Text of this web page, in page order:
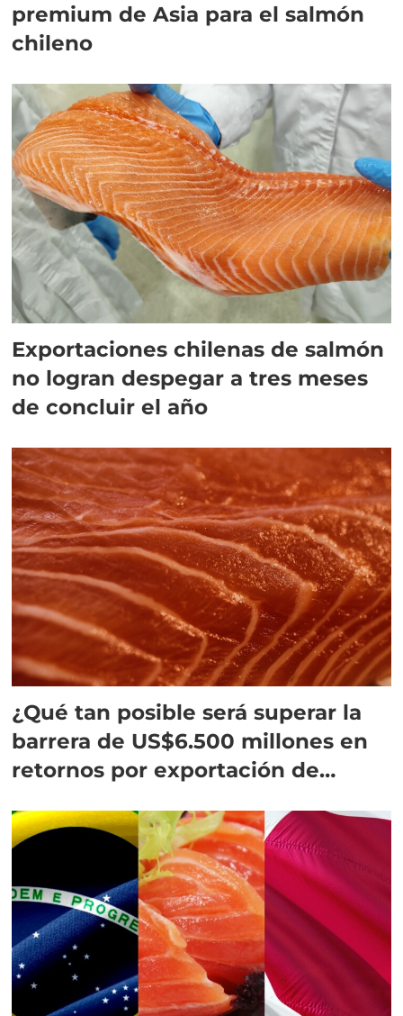
premium de Asia para el salmón
chileno
Exportaciones chilenas de salmón
no logran despegar a tres meses
de concluir el año
¿Qué tan posible será superar la
barrera de US$6.500 millones en
retornos por exportación de